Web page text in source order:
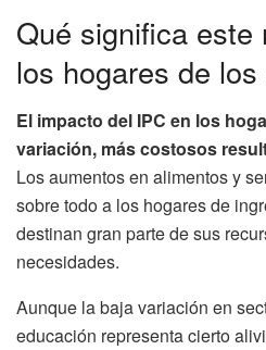
Qué significa este
los hogares de
El impacto del IPC en los
variación, más costosos
Los aumentos en alimentos y
sobre todo a los hogares de
destinan gran parte de sus
necesidades.
Aunque la baja variación en
educación representa cierto